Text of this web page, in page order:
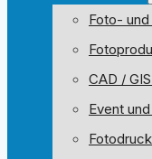
Foto-
CAD /
Event